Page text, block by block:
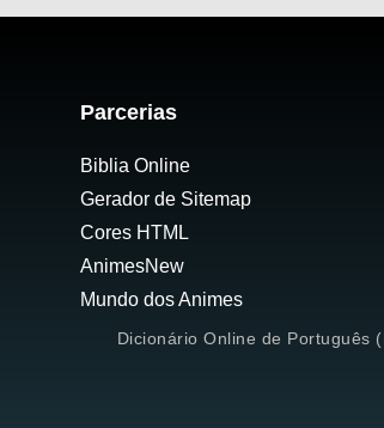
Parcerias
Biblia Online
Gerador de Sitemap
Cores HTML
AnimesNew
Mundo dos Animes
Dicionário Online de Português